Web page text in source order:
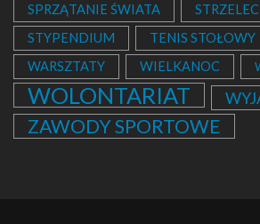
SPRZĄTANIE ŚWIATA
STYPENDIUM
TENIS STOŁOWY
WARSZTATY WIELKANOC
WOLONTARIAT
ZAWODY SPORTOWE